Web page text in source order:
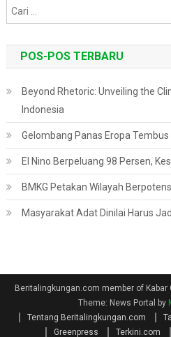
POS-POS TERBARU
Beyond Rhetoric: Unveiling the
Indonesia
Gelombang Panas Eropa Tembus
El Nino Berpeluang 98 Persen,
BMKG Petakan Wilayah
Masyarakat Adat Dinilai Harus
Beritalingkungan.com member of Kabar
Theme: News Portal by
Tentang Beritalingkungan.com
Greenpress
Terkini.com